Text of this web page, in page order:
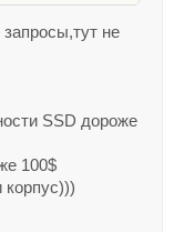
шине), если не
не
SSD дороже
100$
корпус)))